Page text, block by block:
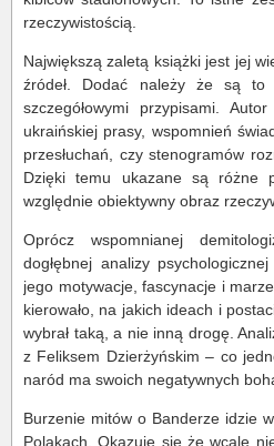
rzeczywistością.
Największą zaletą książki jest jej
źródeł. Dodać należy że są to
szczegółowymi przypisami.
ukraińskiej prasy, wspomnień
przesłuchań, czy stenogramów
Dzięki temu ukazane są różne
względnie obiektywny obraz
Oprócz wspomnianej
dogłębnej analizy
jego motywacje, fascynacje i
kierowało, na jakich ideach i
wybrał taką, a nie inną drogę.
z Feliksem Dzierżyńskim – co
naród ma swoich negatywnych
Burzenie mitów o Banderze idzie
Polakach. Okazuje się że wcale